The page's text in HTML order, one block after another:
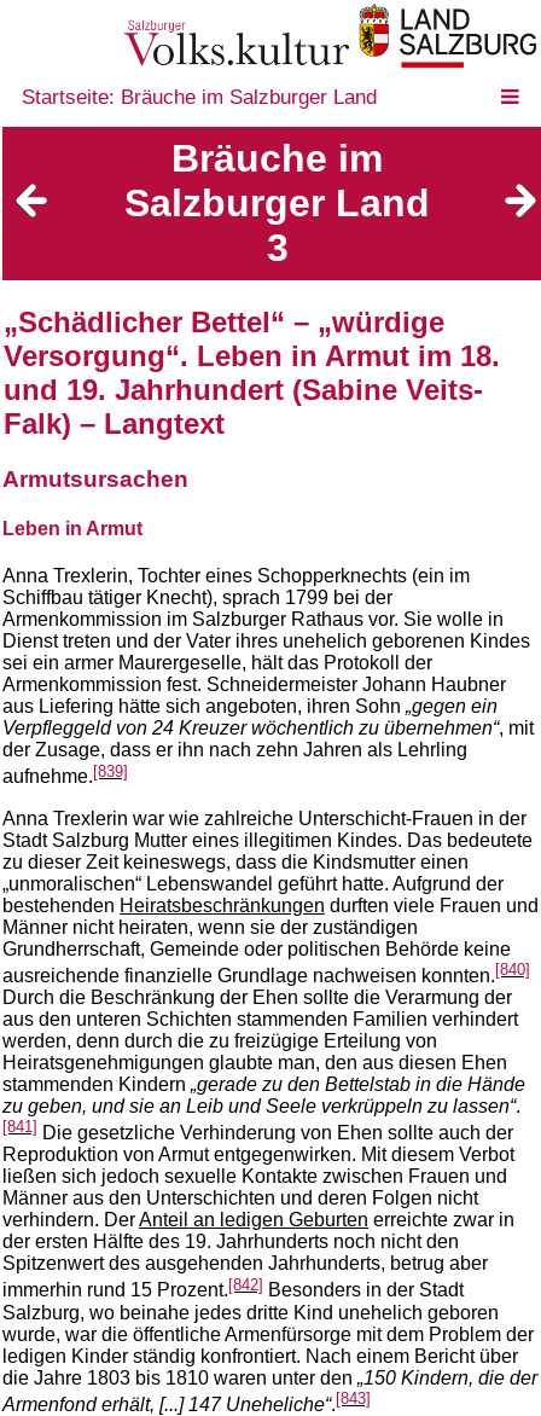
Startseite: Bräuche im Salzburger Land
Bräuche im
Salzburger Land
3
„Schädlicher Bettel“ – „würdige
Versorgung“. Leben in Armut im 18.
und 19. Jahrhundert (Sabine Veits-
Falk) – Langtext
Armutsursachen
Leben in Armut
Anna Trexlerin, Tochter eines Schopperknechts (ein im
Schiffbau tätiger Knecht), sprach 1799 bei der
Armenkommission im Salzburger Rathaus vor. Sie wolle in
Dienst treten und der Vater ihres unehelich geborenen Kindes
sei ein armer Maurergeselle, hält das Protokoll der
Armenkommission fest. Schneidermeister Johann Haubner
aus Liefering hätte sich angeboten, ihren Sohn „gegen ein
Verpfleggeld von 24 Kreuzer wöchentlich zu übernehmen“, mit
der Zusage, dass er ihn nach zehn Jahren als Lehrling
aufnehme.[839]
Anna Trexlerin war wie zahlreiche Unterschicht-Frauen in der
Stadt Salzburg Mutter eines illegitimen Kindes. Das bedeutete
zu dieser Zeit keineswegs, dass die Kindsmutter einen
„unmoralischen“ Lebenswandel geführt hatte. Aufgrund der
bestehenden Heiratsbeschränkungen durften viele Frauen und
Männer nicht heiraten, wenn sie der zuständigen
Grundherrschaft, Gemeinde oder politischen Behörde keine
ausreichende finanzielle Grundlage nachweisen konnten.[840]
Durch die Beschränkung der Ehen sollte die Verarmung der
aus den unteren Schichten stammenden Familien verhindert
werden, denn durch die zu freizügige Erteilung von
Heiratsgenehmigungen glaubte man, den aus diesen Ehen
stammenden Kindern „gerade zu den Bettelstab in die Hände
zu geben, und sie an Leib und Seele verkrüppeln zu lassen“.
[841] Die gesetzliche Verhinderung von Ehen sollte auch der
Reproduktion von Armut entgegenwirken. Mit diesem Verbot
ließen sich jedoch sexuelle Kontakte zwischen Frauen und
Männer aus den Unterschichten und deren Folgen nicht
verhindern. DerAnteil an ledigen Geburten erreichte zwar in
der ersten Hälfte des 19. Jahrhunderts noch nicht den
Spitzenwert des ausgehenden Jahrhunderts, betrug aber
immerhin rund 15 Prozent.[842] Besonders in der Stadt
Salzburg, wo beinahe jedes dritte Kind unehelich geboren
wurde, war die öffentliche Armenfürsorge mit dem Problem der
ledigen Kinder ständig konfrontiert. Nach einem Bericht über
die Jahre 1803 bis 1810 waren unter den „150 Kindern, die der
Armenfond erhält, [...] 147 Uneheliche“.[843]